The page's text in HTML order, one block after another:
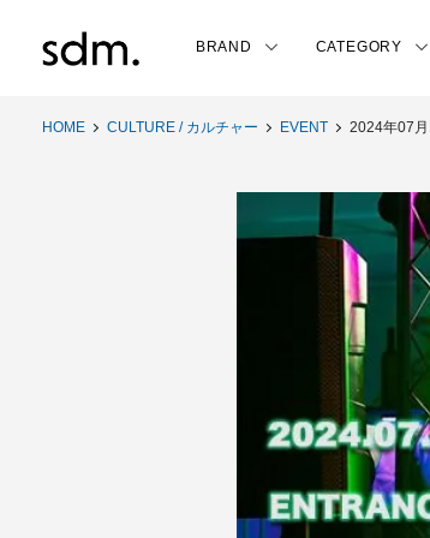
BRAND CATEGORY
HOME CULTURE / カルチャー EVENT 2024年07